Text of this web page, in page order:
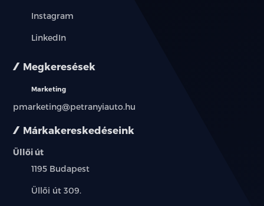
Márkakereskedéseink
Üllői út
Település:
1195 Budapest
Cím:
Üllői út 309.
Instagram
LinkedIn
Megkeresések
Marketing
pmarketing@petranyiauto.hu